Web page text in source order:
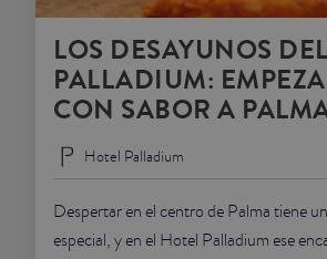
LOS DESAYUNOS
PALLADIUM:
CON SABOR A
Hotel Palladium
Despertar en el centro de Palma tiene
especial, y en el Hotel Palladium ese